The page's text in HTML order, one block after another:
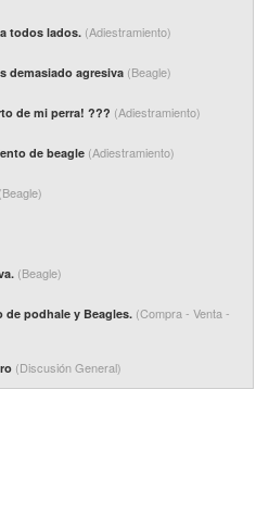
todos lados. (Adiestramiento)
demasiado agresiva (Beagle)
de mi perra! ??? (Adiestramiento)
de beagle (Adiestramiento)
(Beagle)
(Beagle)
de podhale y Beagles. (Compra - Venta -
(Discusión General)